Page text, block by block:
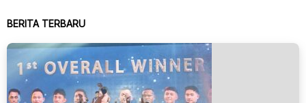
BERITA TERBARU